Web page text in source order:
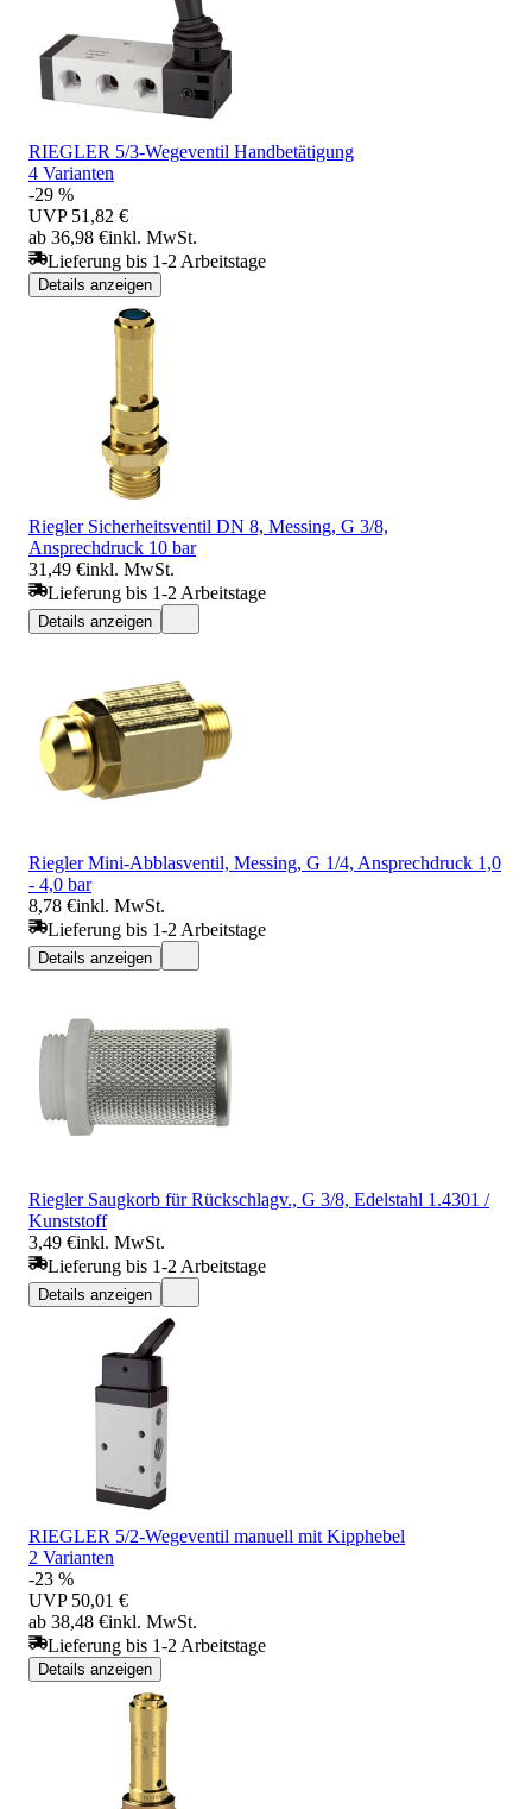
RIEGLER 5/3-Wegeventil Handbetätigung
4 Varianten
-29 %
UVP 51,82 €
ab 36,98 €inkl. MwSt.
Lieferung bis 1-2 Arbeitstage
Details anzeigen
Riegler Sicherheitsventil DN 8, Messing, G 3/8,
Ansprechdruck 10 bar
31,49 €inkl. MwSt.
Lieferung bis 1-2 Arbeitstage
Details anzeigen
Riegler Mini-Abblasventil, Messing, G 1/4, Ansprechdruck 1,0
- 4,0 bar
8,78 €inkl. MwSt.
Lieferung bis 1-2 Arbeitstage
Details anzeigen
Riegler Saugkorb für Rückschlagv., G 3/8, Edelstahl 1.4301 /
Kunststoff
3,49 €inkl. MwSt.
Lieferung bis 1-2 Arbeitstage
Details anzeigen
RIEGLER 5/2-Wegeventil manuell mit Kipphebel
2 Varianten
-23 %
UVP 50,01 €
ab 38,48 €inkl. MwSt.
Lieferung bis 1-2 Arbeitstage
Details anzeigen